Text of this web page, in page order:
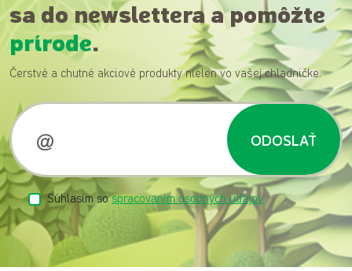
sa do newslettera a pomôžte
prírode.
Čerstvé a chutné akciové produkty nielen vo vašej chladničke.
ODOSLAŤ
Súhlasím sospracovaním osobných údajov